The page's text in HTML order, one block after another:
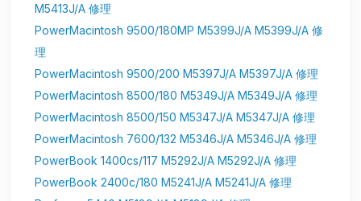
M5413J/A 修理
PowerMacintosh 9500/180MP M5399J/A M5399J/A 修
理
PowerMacintosh 9500/200 M5397J/A M5397J/A 修理
PowerMacintosh 8500/180 M5349J/A M5349J/A 修理
PowerMacintosh 8500/150 M5347J/A M5347J/A 修理
PowerMacintosh 7600/132 M5346J/A M5346J/A 修理
PowerBook 1400cs/117 M5292J/A M5292J/A 修理
PowerBook 2400c/180 M5241J/A M5241J/A 修理